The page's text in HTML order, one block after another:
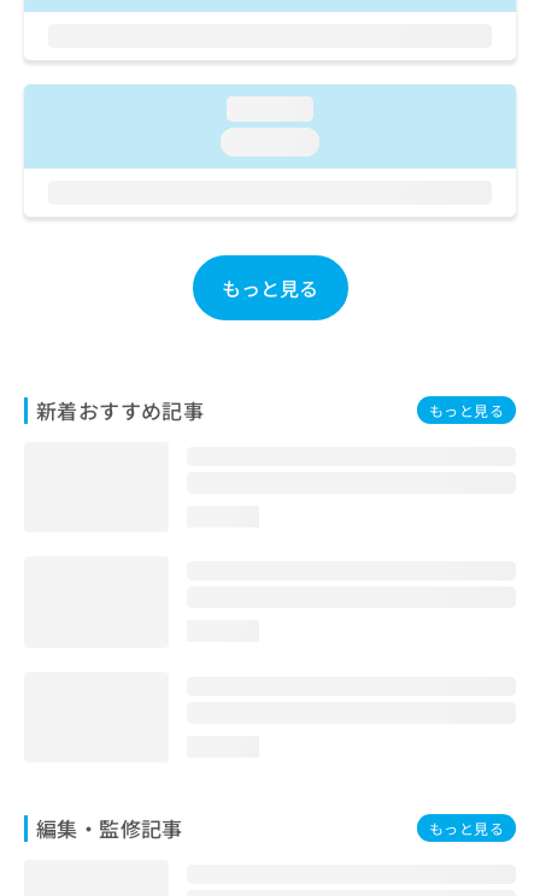
もっと見る
新着おすすめ記事 もっと見る
編集・監修記事 もっと見る
お
い
合